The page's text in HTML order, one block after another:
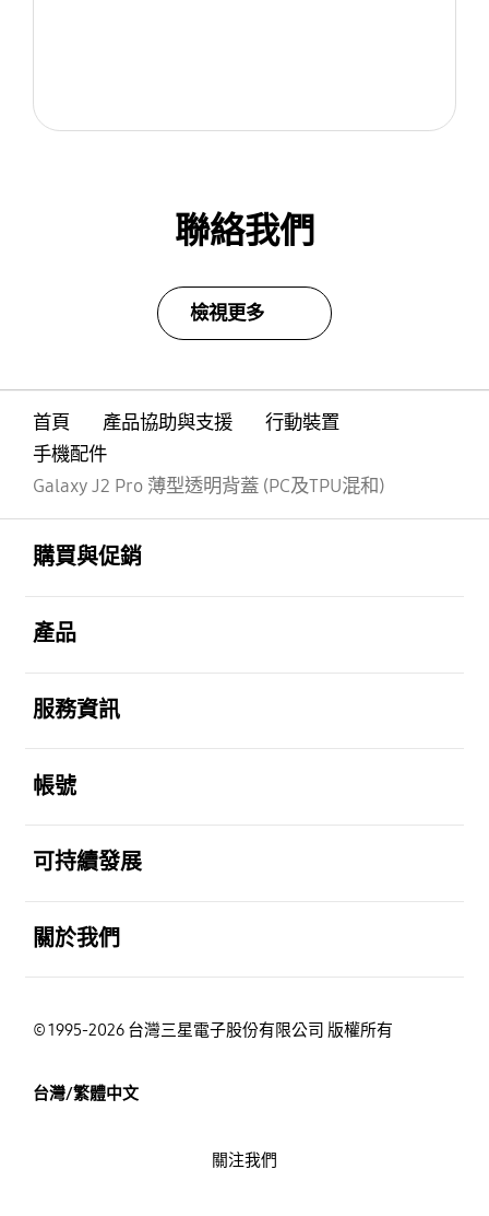
聯絡我們
檢視更多
首頁 產品協助與支援
行動裝置
手機配件
Galaxy J2 Pro 薄型透明背蓋 (PC及TPU混和)
購買與促銷
產品
服務資訊
帳號
可持續發展
關於我們
© 1995-2026 台灣三星電子股份有限公司 版權所有
台灣/繁體中文
關注我們